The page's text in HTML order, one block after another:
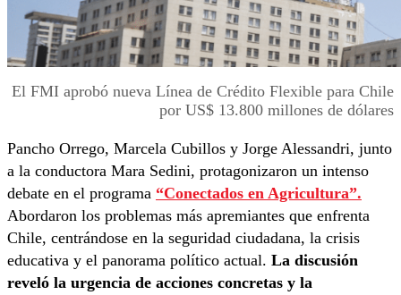
El FMI aprobó nueva Línea de Crédito Flexible para Chile
por US$ 13.800 millones de dólares
Pancho Orrego, Marcela Cubillos y Jorge Alessandri, junto
a la conductora Mara Sedini, protagonizaron un intenso
debate en el programa “Conectados en Agricultura”.
Abordaron los problemas más apremiantes que enfrenta
Chile, centrándose en la seguridad ciudadana, la crisis
educativa y el panorama político actual. La discusión
reveló la urgencia de acciones concretas y la